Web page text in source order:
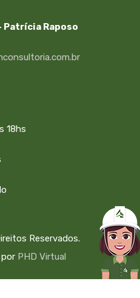
Patrícia Raposo
18hs
Reservados.
PHD Virtual